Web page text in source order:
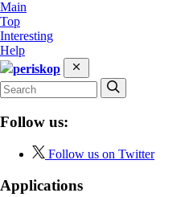
Main
Top
Interesting
Help
periskop
Follow us:
Follow us on Twitter
Applications